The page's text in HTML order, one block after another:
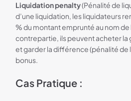
Liquidation penalty(Pénalité de
d’une liquidation, les liquidateurs
% du montant emprunté au nom de
contrepartie, ils peuvent acheter la
et garder la différence (pénalité de
bonus.
Cas Pratique :